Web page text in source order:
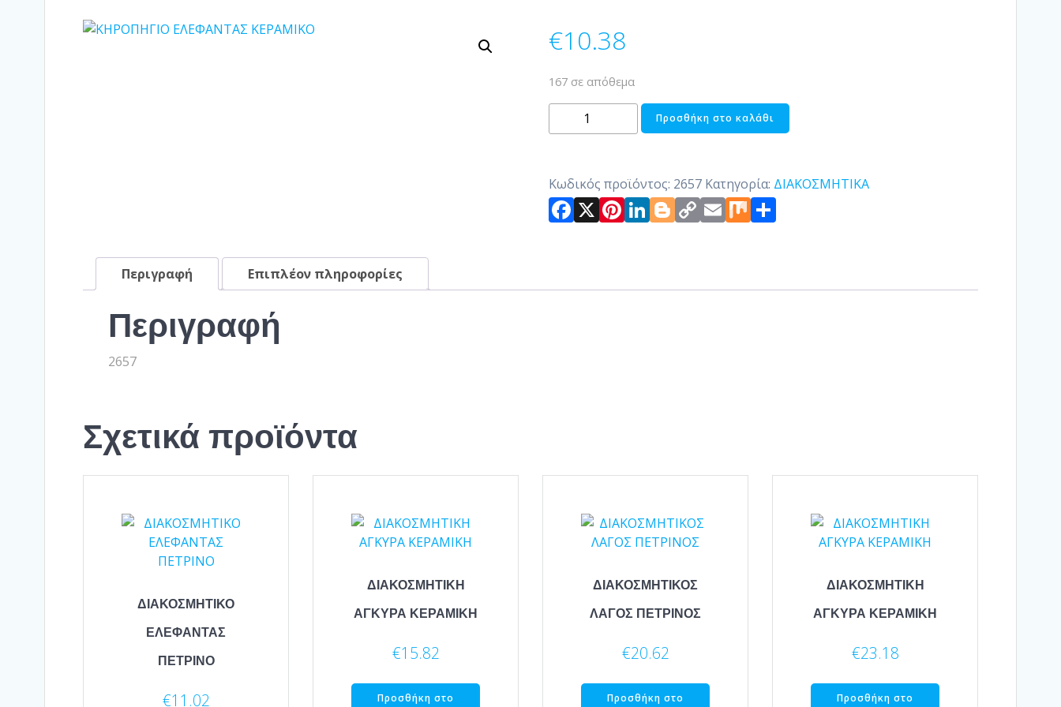
€10.38
167 σε απόθεμα
ΚΗΡΟΠΗΓΙΟ
ΕΛΕΦΑΝΤΑΣ
Προσθήκη στο καλάθι
Κωδικός προϊόντος: 2657 Κατηγορία: ΔΙΑΚΟΣΜΗΤΙΚΑ
Facebook
X Pinterest
LinkedIn
Blogger
Copy
Link
Email
MixΜοιραστείτε
Περιγραφή Επιπλέον πληροφορίες
Περιγραφή
2657
Σχετικά προϊόντα
ΔΙΑΚΟΣΜΗΤΙΚΟ
ΕΛΕΦΑΝΤΑΣ
ΠΕΤΡΙΝΟ
€11.02
ΔΙΑΚΟΣΜΗΤΙΚΗ
ΑΓΚΥΡΑ ΚΕΡΑΜΙΚΗ
€15.82
Προσθήκη στο
ΔΙΑΚΟΣΜΗΤΙΚΟΣ
ΛΑΓΟΣ ΠΕΤΡΙΝΟΣ
€20.62
Προσθήκη στο
ΔΙΑΚΟΣΜΗΤΙΚΗ
ΑΓΚΥΡΑ ΚΕΡΑΜΙΚΗ
€23.18
Προσθήκη στο